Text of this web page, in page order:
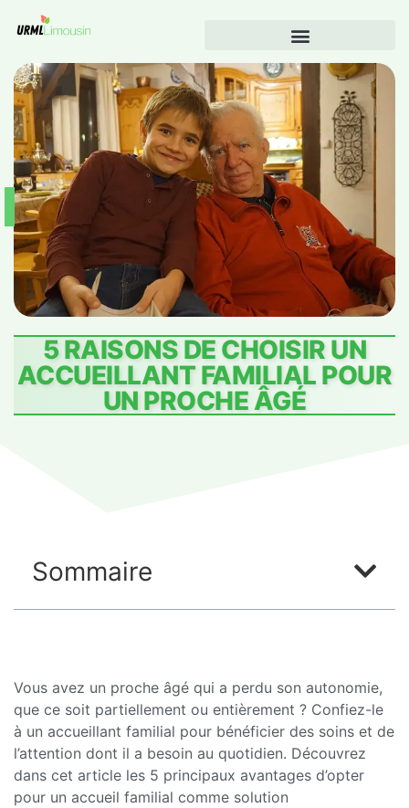
5 RAISONS DE CHOISIR UN
ACCUEILLANT FAMILIAL POUR
UN PROCHE ÂGÉ
Sommaire
Vous avez un proche âgé qui a perdu son autonomie,
que ce soit partiellement ou entièrement ? Confiez-le
à un accueillant familial pour bénéficier des soins et de
l’attention dont il a besoin au quotidien. Découvrez
dans cet article les 5 principaux avantages d’opter
pour un accueil familial comme solution